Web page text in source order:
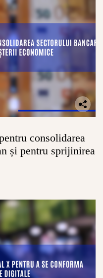
consolidarea
și pentru sprijinirea